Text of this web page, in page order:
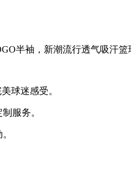
半袖，新潮流行透气吸汗
球迷感受。
服务。